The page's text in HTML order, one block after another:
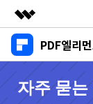
주요 제품
AIGC 크리에이티
유틸리티
비즈니스
PDF엘리
제품 투어
자주 묻